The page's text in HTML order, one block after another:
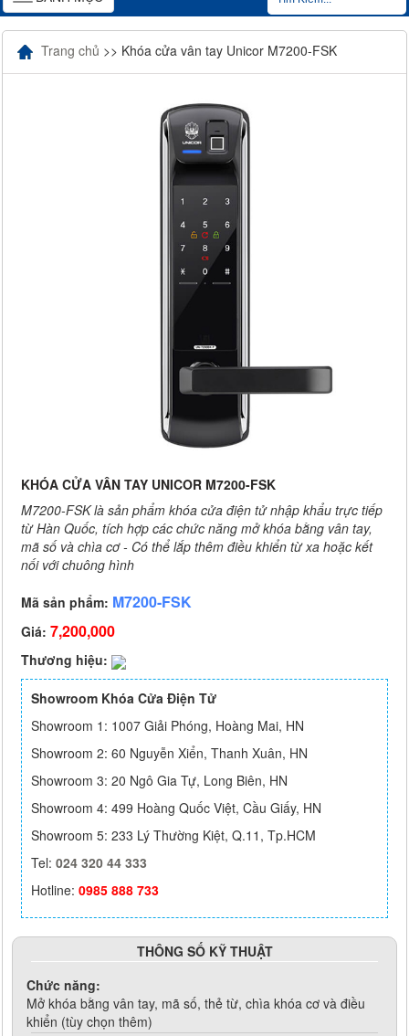
navigation
Trang chủ >> Khóa cửa vân tay Unicor M7200-FSK
KHÓA CỬA VÂN TAY UNICOR M7200-FSK
M7200-FSK là sản phẩm khóa cửa điện tử nhập khẩu trực tiếp
từ Hàn Quốc, tích hợp các chức năng mở khóa bằng vân tay,
mã số và chìa cơ - Có thể lắp thêm điều khiển từ xa hoặc kết
nối với chuông hình
Mã sản phẩm: M7200-FSK
Giá: 7,200,000
Thương hiệu:
Showroom Khóa Cửa Điện Tử
Showroom 1: 1007 Giải Phóng, Hoàng Mai, HN
Showroom 2: 60 Nguyễn Xiển, Thanh Xuân, HN
Showroom 3: 20 Ngô Gia Tự, Long Biên, HN
Showroom 4: 499 Hoàng Quốc Việt, Cầu Giấy, HN
Showroom 5: 233 Lý Thường Kiệt, Q.11, Tp.HCM
Tel: 024 320 44 333
Hotline: 0985 888 733
THÔNG SỐ KỸ THUẬT
Chức năng:
Mở khóa bằng vân tay, mã số, thẻ từ, chìa khóa cơ và điều
khiển (tùy chọn thêm)